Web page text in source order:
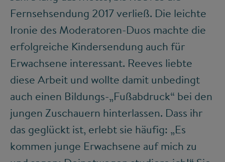
Fernsehsendung 2017 verließ. Die leichte
Ironie des Moderatoren-Duos machte die
erfolgreiche Kindersendung auch für
Erwachsene interessant. Reeves liebte
diese Arbeit und wollte damit unbedingt
auch einen Bildungs-„Fußabdruck“ bei den
jungen Zuschauern hinterlassen. Dass ihr
das geglückt ist, erlebt sie häufig: „Es
kommen junge Erwachsene auf mich zu